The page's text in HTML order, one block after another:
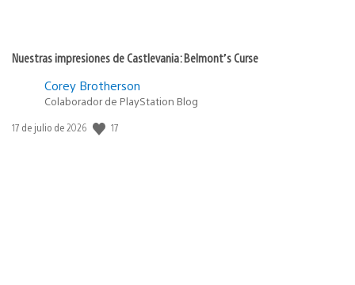
Nuestras impresiones de Castlevania: Belmont’s Curse
Corey Brotherson
Colaborador de PlayStation Blog
Fecha
17 de julio de 2026 17